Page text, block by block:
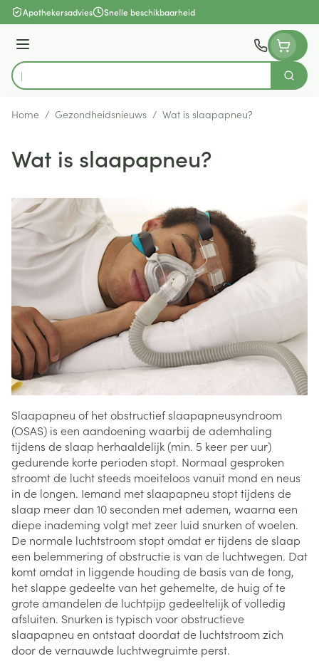
Ga naar de inhoud
Apothekersadvies Snelle beschikbaarheid
Menu
Product, merk, categorie...
Zoek
Home / Gezondheidsnieuws / Wat is slaapapneu?
Wat is slaapapneu?
Slaapapneu of het obstructief slaapapneusyndroom
(OSAS) is een aandoening waarbij de ademhaling
tijdens de slaap herhaaldelijk (min. 5 keer per uur)
gedurende korte perioden stopt. Normaal gesproken
stroomt de lucht steeds moeiteloos vanuit mond en neus
in de longen. Iemand met slaapapneu stopt tijdens de
slaap meer dan 10 seconden met ademen, waarna een
diepe inademing volgt met zeer luid snurken of woelen.
De normale luchtstroom stopt omdat er tijdens de slaap
een belemmering of obstructie is van de luchtwegen. Dat
komt omdat in liggende houding de basis van de tong,
het slappe gedeelte van het gehemelte, de huig of te
grote amandelen de luchtpijp gedeeltelijk of volledig
afsluiten. Snurken is typisch voor obstructieve
slaapapneu en ontstaat doordat de luchtstroom zich
door de vernauwde luchtwegruimte perst.